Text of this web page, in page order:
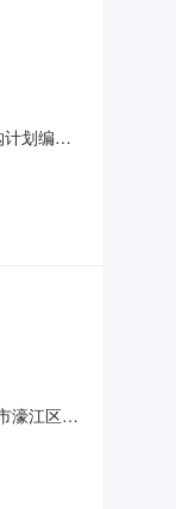
划编
濠江区河